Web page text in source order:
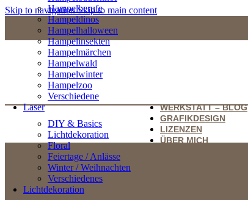
Skip to navigationSkip to main content
Hampelberufe
Hampeldinos
Hampelhalloween
Hampelinsekten
Hampelmärchen
Hampelwald
Hampelwinter
Hampelzoo
Verschiedene
Laser
DIY & Basics
Lichtdekoration
Floral
Feiertage / Anlässe
Winter / Weihnachten
Verschiedenes
Lichtdekoration
WERKSTATT – BLOG
GRAFIKDESIGN
LIZENZEN
ÜBER MICH